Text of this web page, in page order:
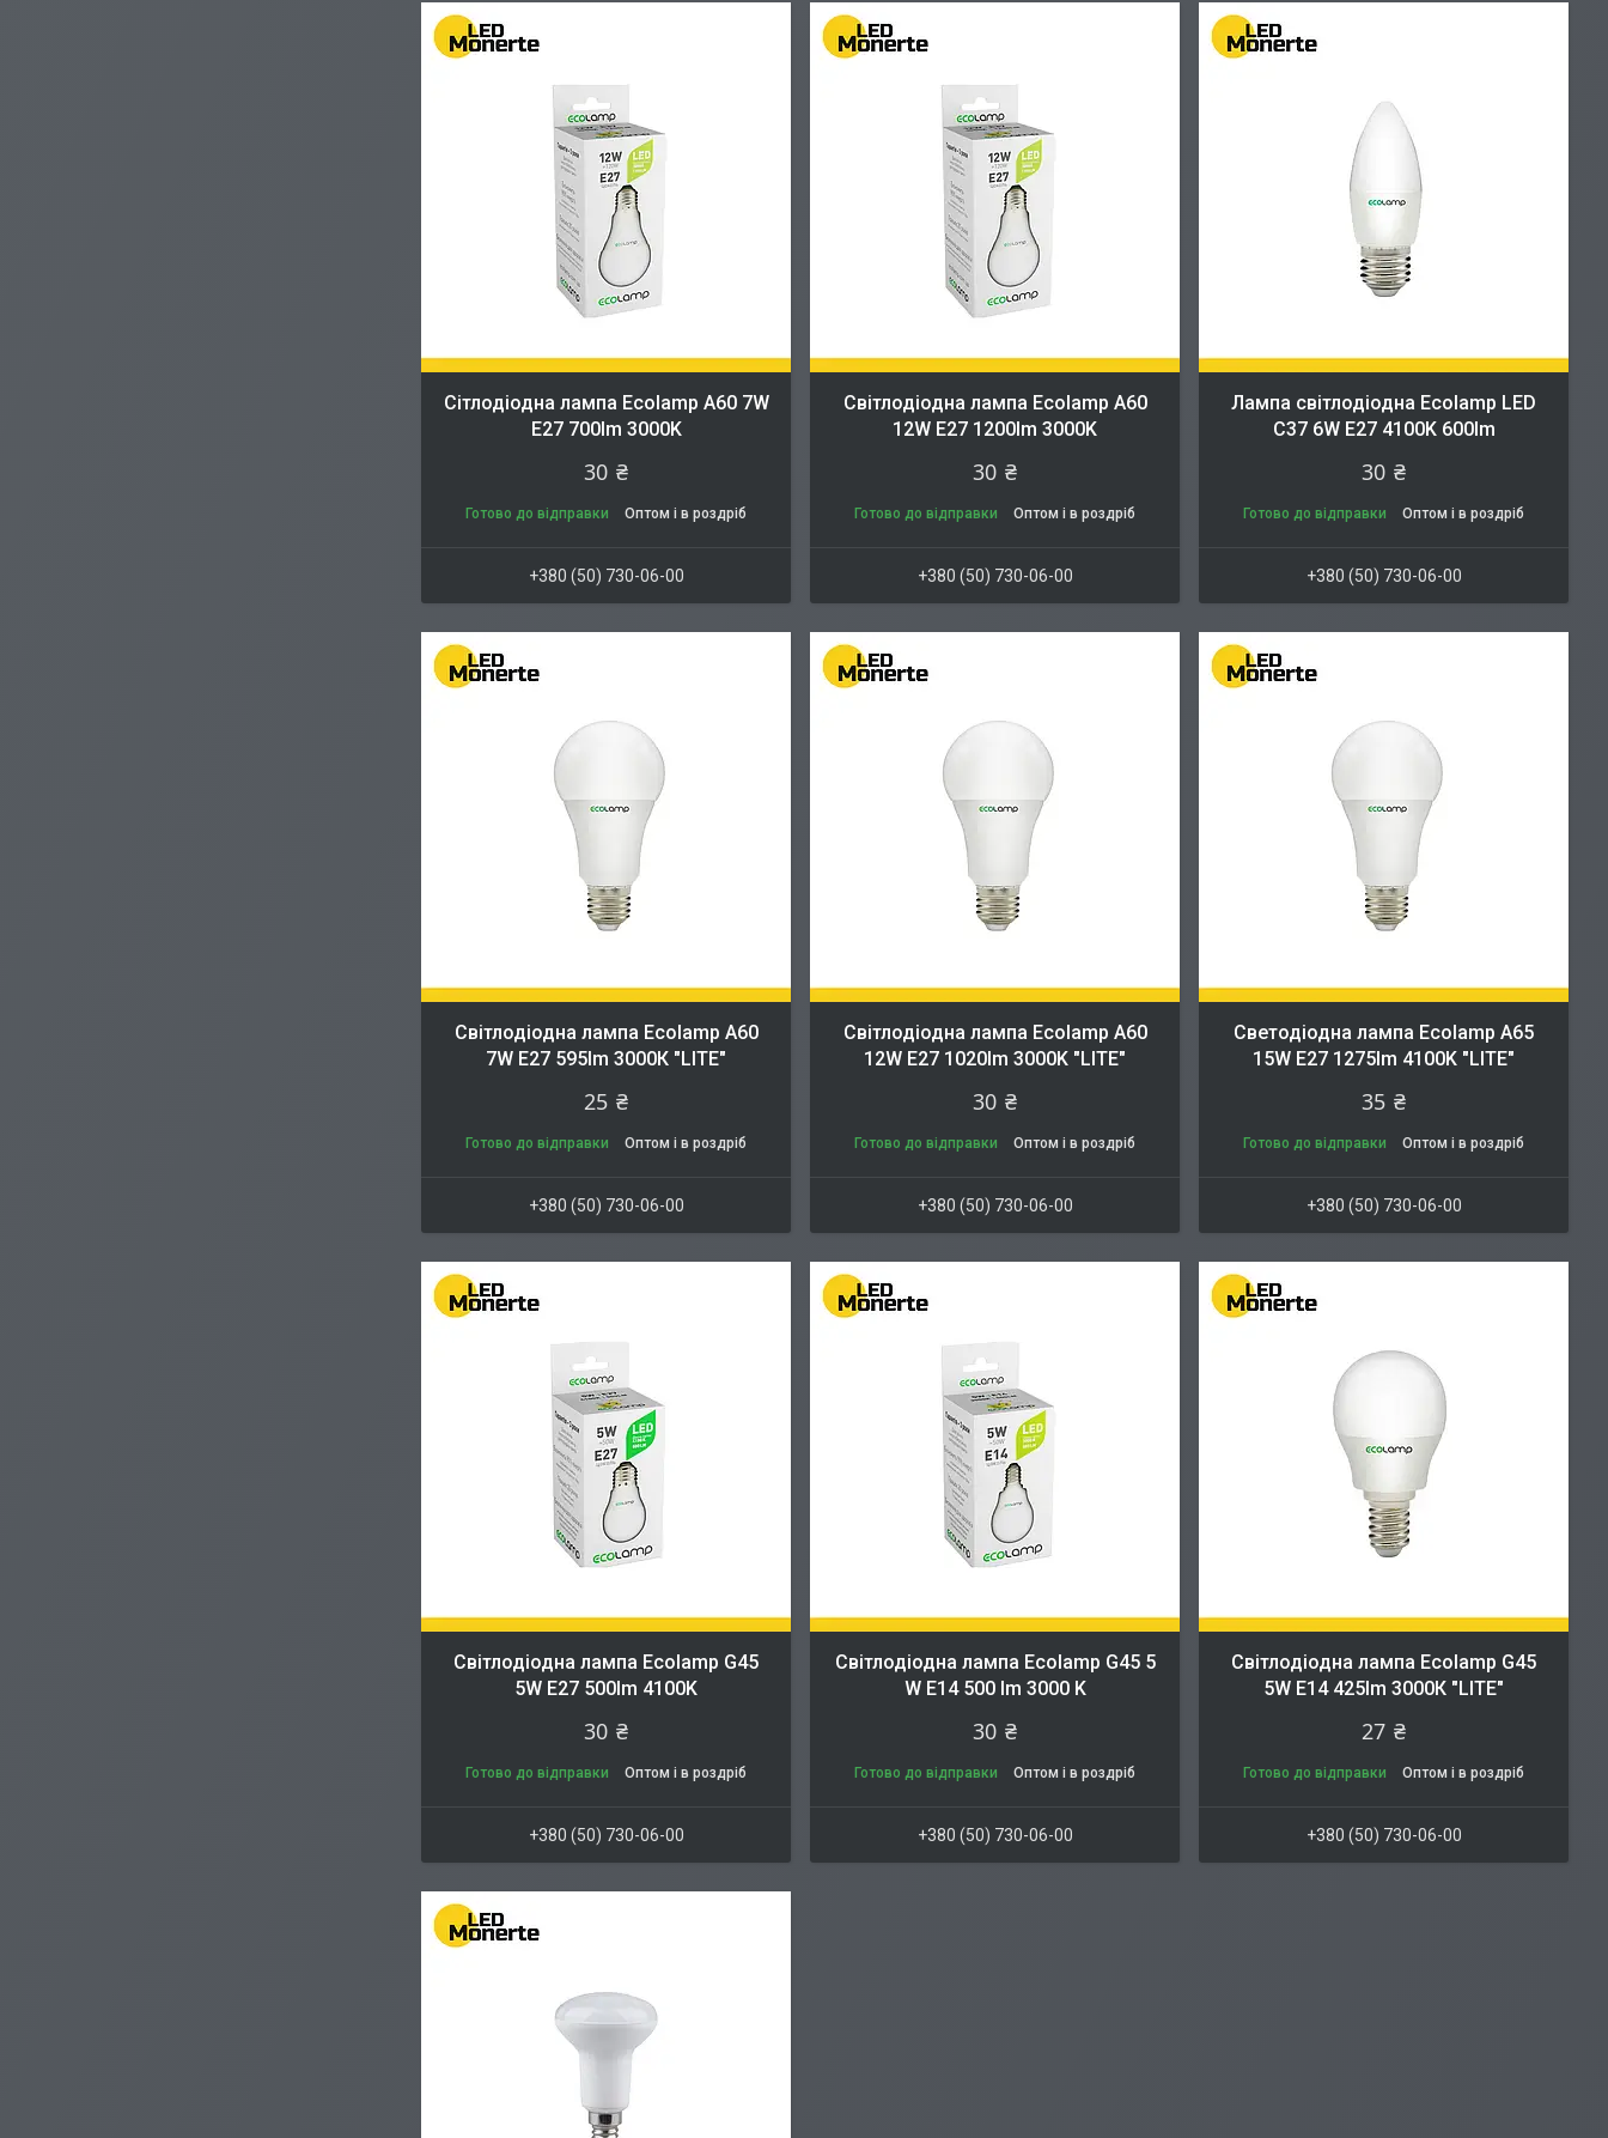
Cітлодіодна лампа Ecolamp A60 7W
E27 700lm 3000K
30 ₴
Готово до відправки Оптом і в роздріб
+380 (50) 730-06-00
Cвітлодіодна лампа Ecolamp A60
12W E27 1200lm 3000K
30 ₴
Готово до відправки Оптом і в роздріб
+380 (50) 730-06-00
Лампа світлодіодна Ecolamp LED
С37 6W Е27 4100K 600lm
30 ₴
Готово до відправки Оптом і в роздріб
+380 (50) 730-06-00
Світлодіодна лампа Ecolamp A60
7W E27 595lm 3000К "LITE"
25 ₴
Готово до відправки Оптом і в роздріб
+380 (50) 730-06-00
Cвітлодіодна лампа Ecolamp A60
12W E27 1020lm 3000K "LITE"
30 ₴
Готово до відправки Оптом і в роздріб
+380 (50) 730-06-00
Cветодіодна лампа Ecolamp A65
15W E27 1275lm 4100K "LITE"
35 ₴
Готово до відправки Оптом і в роздріб
+380 (50) 730-06-00
Cвітлодіодна лампа Ecolamp G45
5W E27 500lm 4100K
30 ₴
Готово до відправки Оптом і в роздріб
+380 (50) 730-06-00
Світлодіодна лампа Ecolamp G45 5
W E14 500 lm 3000 K
30 ₴
Готово до відправки Оптом і в роздріб
+380 (50) 730-06-00
Світлодіодна лампа Ecolamp G45
5W E14 425lm 3000К "LITE"
27 ₴
Готово до відправки Оптом і в роздріб
+380 (50) 730-06-00